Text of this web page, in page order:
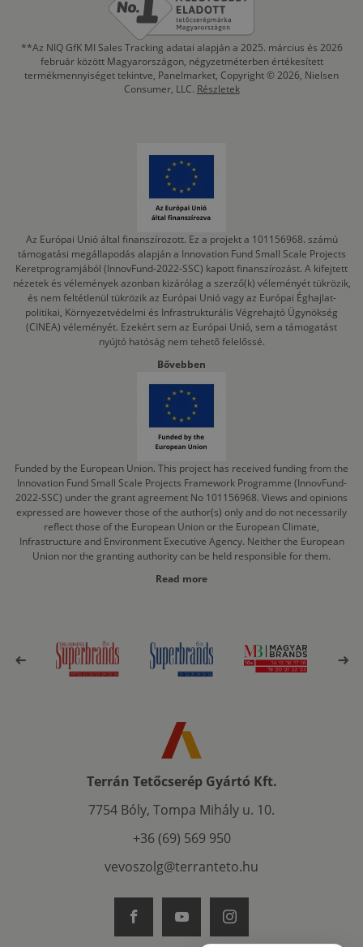
**Az NIQ GfK MI Sales Tracking adatai alapján a 2025. március és 2026
február között Magyarországon, négyzetméterben értékesített
termékmennyiséget tekintve, Panelmarket, Copyright © 2026, Nielsen
Consumer, LLC. Részletek
Az Európai Unió által finanszírozott. Ez a projekt a 101156968. számú
támogatási megállapodás alapján a Innovation Fund Small Scale Projects
Keretprogramjából (InnovFund-2022-SSC) kapott finanszírozást. A kifejtett
nézetek és vélemények azonban kizárólag a szerző(k) véleményét tükrözik,
és nem feltétlenül tükrözik az Európai Unió vagy az Európai Éghajlat-
politikai, Környezetvédelmi és Infrastrukturális Végrehajtó Ügynökség
(CINEA) véleményét. Ezekért sem az Európai Unió, sem a támogatást
nyújtó hatóság nem tehető felelőssé.
Bővebben
Funded by the European Union. This project has received funding from the
Innovation Fund Small Scale Projects Framework Programme (InnovFund-
2022-SSC) under the grant agreement No 101156968. Views and opinions
expressed are however those of the author(s) only and do not necessarily
reflect those of the European Union or the European Climate,
Infrastructure and Environment Executive Agency. Neither the European
Union nor the granting authority can be held responsible for them.
Read more
Terrán Tetőcserép Gyártó Kft.
7754 Bóly, Tompa Mihály u. 10.
+36 (69) 569 950
vevoszolg@terranteto.hu